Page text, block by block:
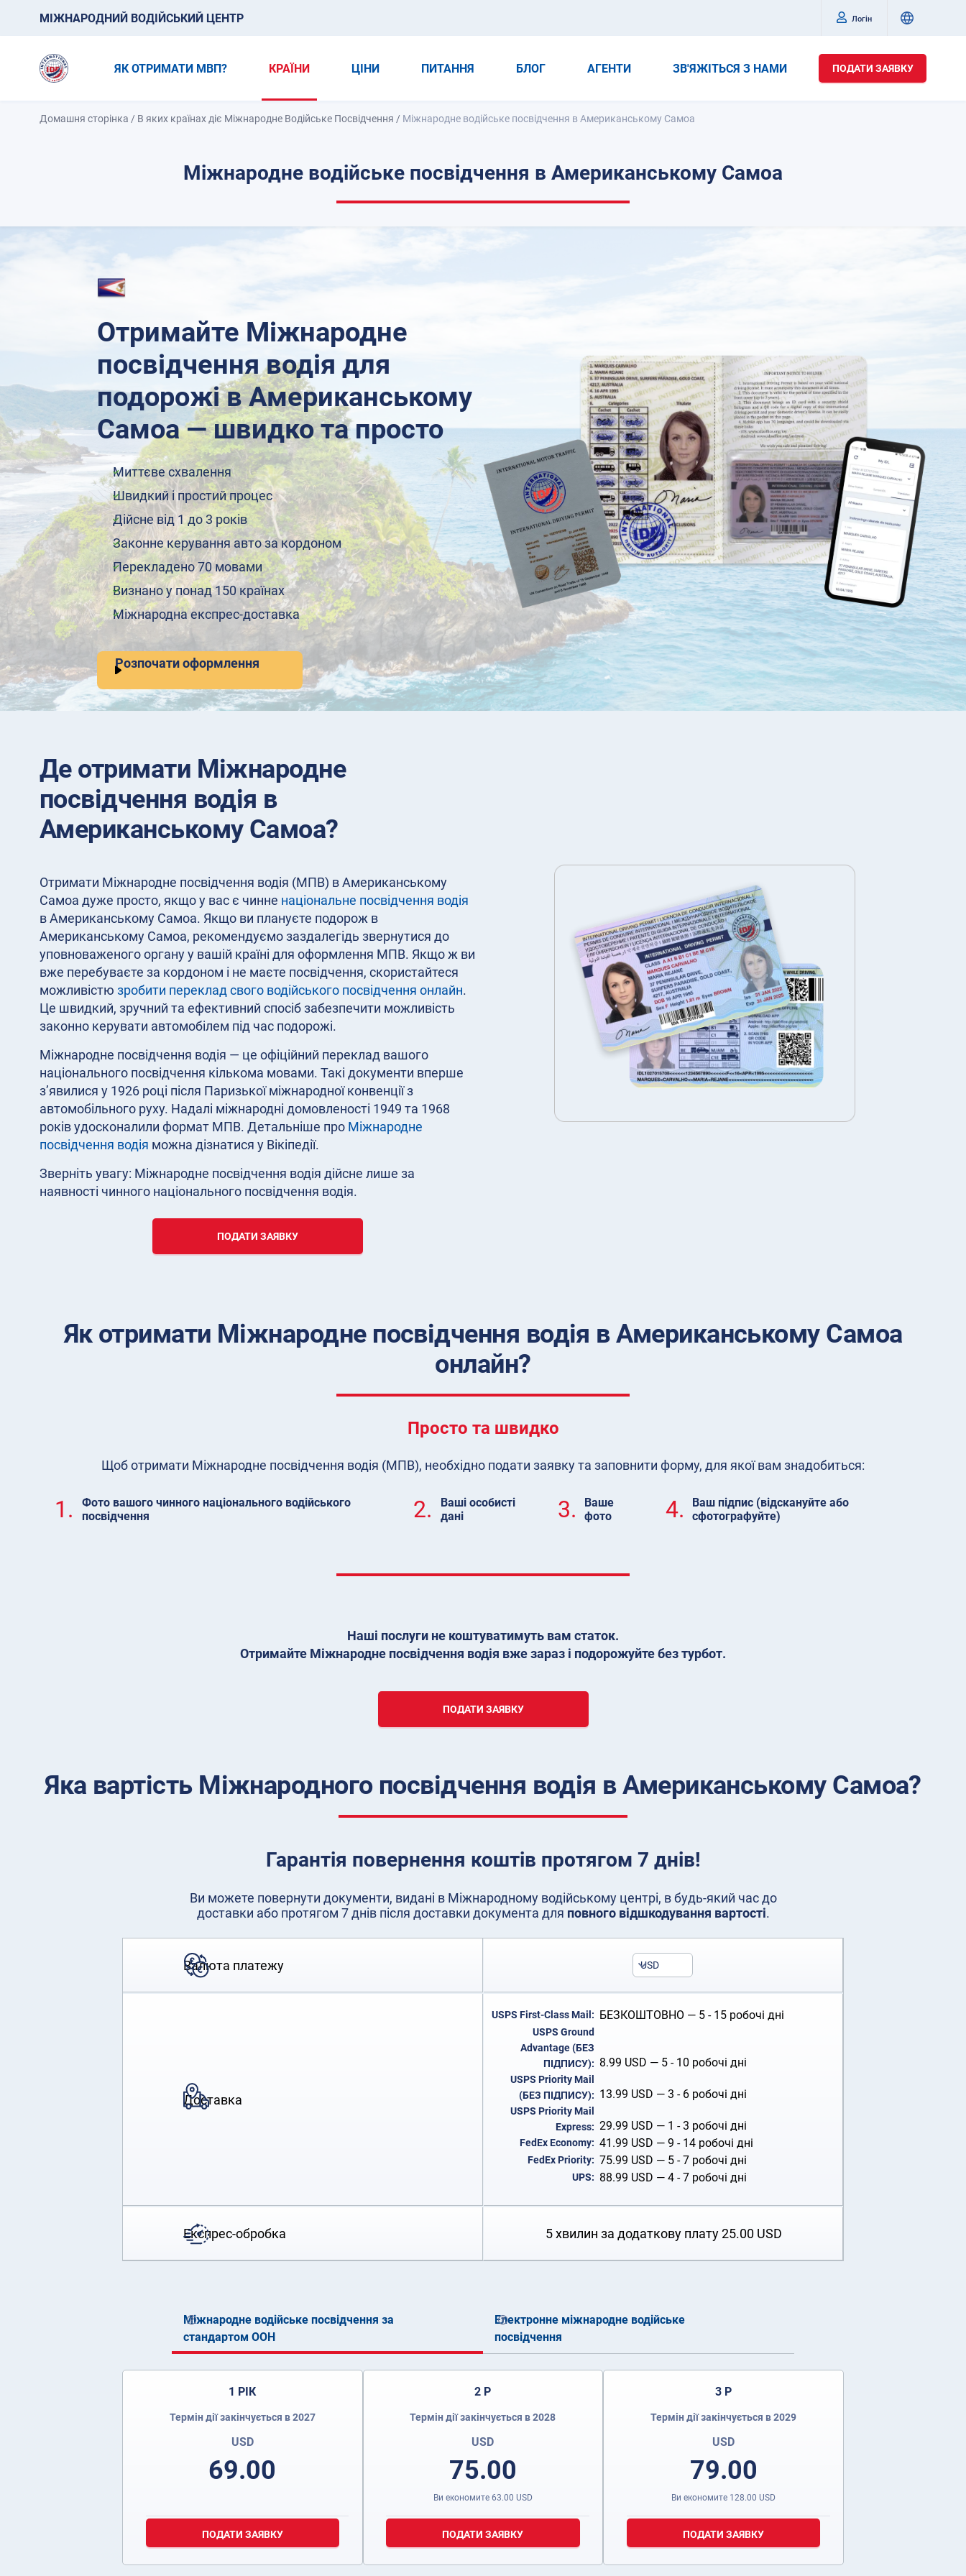
МІЖНАРОДНИЙ ВОДІЙСЬКИЙ ЦЕНТР Логін
ЯК ОТРИМАТИ МВП? КРАЇНИ ЦІНИ ПИТАННЯ БЛОГ АГЕНТИ ЗВ'ЯЖІТЬСЯ З НАМИ ПОДАТИ ЗАЯВКУ
Домашня сторінка / В яких країнах діє Міжнародне Водійське Посвідчення / Міжнародне водійське посвідчення в Американському Самоа
Міжнародне водійське посвідчення в Американському Самоа
Отримайте Міжнародне
посвідчення водія для
подорожі в Американському
Самоа — швидко та просто
Миттєве схвалення
Швидкий і простий процес
Дійсне від 1 до 3 років
Законне керування авто за кордоном
Перекладено 70 мовами
Визнано у понад 150 країнах
Міжнародна експрес-доставка
Розпочати оформлення
Де отримати Міжнародне
посвідчення водія в
Американському Самоа?
Отримати Міжнародне посвідчення водія (МПВ) в Американському
Самоа дуже просто, якщо у вас є чинне національне посвідчення водія
в Американському Самоа. Якщо ви плануєте подорож в
Американському Самоа, рекомендуємо заздалегідь звернутися до
уповноваженого органу у вашій країні для оформлення МПВ. Якщо ж ви
вже перебуваєте за кордоном і не маєте посвідчення, скористайтеся
можливістю зробити переклад свого водійського посвідчення онлайн.
Це швидкий, зручний та ефективний спосіб забезпечити можливість
законно керувати автомобілем під час подорожі.
Міжнародне посвідчення водія — це офіційний переклад вашого
національного посвідчення кількома мовами. Такі документи вперше
з’явилися у 1926 році після Паризької міжнародної конвенції з
автомобільного руху. Надалі міжнародні домовленості 1949 та 1968
років удосконалили формат МПВ. Детальніше про Міжнародне
посвідчення водія можна дізнатися у Вікіпедії.
Зверніть увагу: Міжнародне посвідчення водія дійсне лише за
наявності чинного національного посвідчення водія.
ПОДАТИ ЗАЯВКУ
Як отримати Міжнародне посвідчення водія в Американському Самоа
онлайн?
Просто та швидко
Щоб отримати Міжнародне посвідчення водія (МПВ), необхідно подати заявку та заповнити форму, для якої вам знадобиться:
1.
Фото вашого чинного національного водійського
посвідчення
2.
Ваші особисті
дані
3.
Ваше
фото
4.
Ваш підпис (відскануйте або
сфотографуйте)
Наші послуги не коштуватимуть вам статок.
Отримайте Міжнародне посвідчення водія вже зараз і подорожуйте без турбот.
ПОДАТИ ЗАЯВКУ
Яка вартість Міжнародного посвідчення водія в Американському Самоа?
Гарантія повернення коштів протягом 7 днів!
Ви можете повернути документи, видані в Міжнародному водійському центрі, в будь-який час до
доставки або протягом 7 днів після доставки документа для повного відшкодування вартості.
Валюта платежу USD
Доставка
USPS First-Class Mail: БЕЗКОШТОВНО — 5 - 15 робочі дні
USPS Ground
Advantage (БЕЗ
ПІДПИСУ): 8.99 USD — 5 - 10 робочі дні
USPS Priority Mail
(БЕЗ ПІДПИСУ): 13.99 USD — 3 - 6 робочі дні
USPS Priority Mail
Express: 29.99 USD — 1 - 3 робочі дні
FedEx Economy: 41.99 USD — 9 - 14 робочі дні
FedEx Priority: 75.99 USD — 5 - 7 робочі дні
UPS: 88.99 USD — 4 - 7 робочі дні
Експрес-обробка 5 хвилин за додаткову плату25.00 USD
Міжнародне водійське посвідчення за
стандартом ООН
Електронне міжнародне водійське
посвідчення
1 РІК
Термін дії закінчується в 2027
USD
69.00
ПОДАТИ ЗАЯВКУ
2 Р
Термін дії закінчується в 2028
USD
75.00
Ви економите 63.00 USD
ПОДАТИ ЗАЯВКУ
3 Р
Термін дії закінчується в 2029
USD
79.00
Ви економите 128.00 USD
ПОДАТИ ЗАЯВКУ